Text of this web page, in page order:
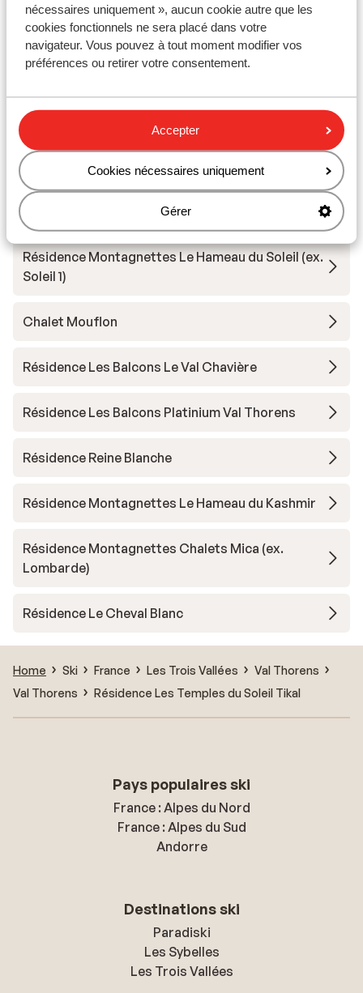
nécessaires uniquement », aucun cookie autre que les
cookies fonctionnels ne sera placé dans votre
navigateur. Vous pouvez à tout moment modifier vos
préférences ou retirer votre consentement.
Accepter
Cookies nécessaires uniquement
Gérer
Hôtel Koh-I Nor
Hôtel Fitz Roy - demi-pension
Résidence Koh-I Nor
Résidence l'Arcelle Ancolies
Résidence Montagnettes Le Hameau du Soleil (ex.
Soleil 1)
Chalet Mouflon
Résidence Les Balcons Le Val Chavière
Résidence Les Balcons Platinium Val Thorens
Résidence Reine Blanche
Résidence Montagnettes Le Hameau du Kashmir
Résidence Montagnettes Chalets Mica (ex.
Lombarde)
Résidence Le Cheval Blanc
Home Ski France Les Trois Vallées
Val Thorens
Val Thorens
Résidence Les Temples du Soleil Tikal
Pays populaires ski
France : Alpes du Nord
France : Alpes du Sud
Andorre
Destinations ski
Paradiski
Les Sybelles
Les Trois Vallées